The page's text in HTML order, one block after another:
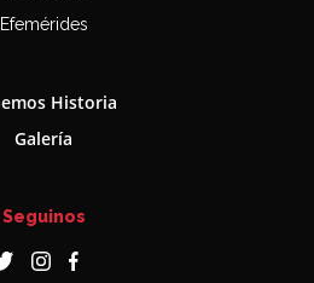
Efemérides
Historia
Galería
Seguinos